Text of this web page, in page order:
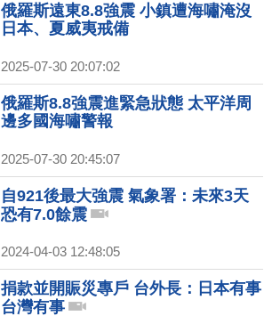
俄羅斯遠東8.8強震 小鎮遭海嘯淹沒
日本、夏威夷戒備
2025-07-30 20:07:02
俄羅斯8.8強震進緊急狀態 太平洋周
邊多國海嘯警報
2025-07-30 20:45:07
自921後最大強震 氣象署：未來3天
恐有7.0餘震
2024-04-03 12:48:05
捐款並開賑災專戶 台外長：日本有事
台灣有事